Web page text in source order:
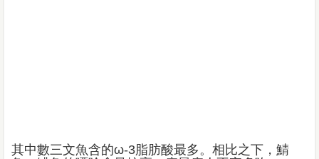
其中數三文魚含的ω-3脂肪酸最多。相比之下，鯖